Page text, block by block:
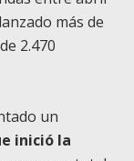
más de
2.470
un
inició la